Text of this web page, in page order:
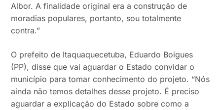
Albor. A finalidade original era a construção de
moradias populares, portanto, sou totalmente
contra.”
O prefeito de Itaquaquecetuba, Eduardo Boigues
(PP), disse que vai aguardar o Estado convidar o
município para tomar conhecimento do projeto. “Nós
ainda não temos detalhes desse projeto. É preciso
aguardar a explicação do Estado sobre como a